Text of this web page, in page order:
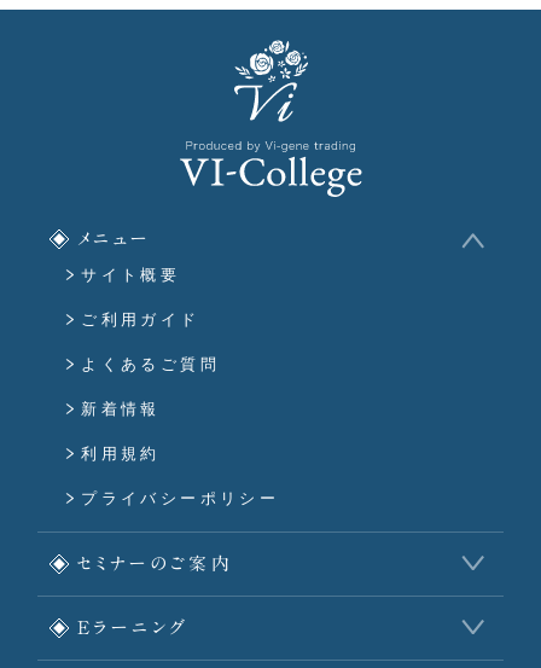
メニュー
サイト概要
ご利用ガイド
よくあるご質問
新着情報
利用規約
プライバシーポリシー
セミナーのご案内
Eラーニング